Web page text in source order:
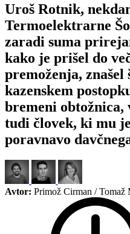
Uroš Rotnik,
Termoelektrarne
zaradi suma
kako je prišel do
premoženja, znašel
kazenskem
bremeni obtožnica,
tudi človek, ki mu
poravnavo
Avtor: Primož Cirman / Tomaž